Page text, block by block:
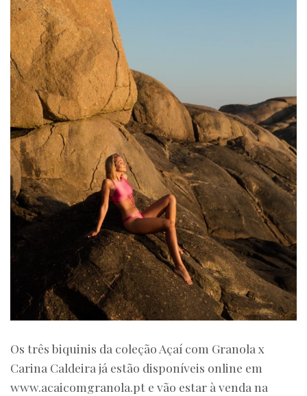
Os três biquinis da coleção Açaí com Granola x
Carina Caldeira já estão disponíveis online em
www.acaicomgranola.pt e vão estar à venda na